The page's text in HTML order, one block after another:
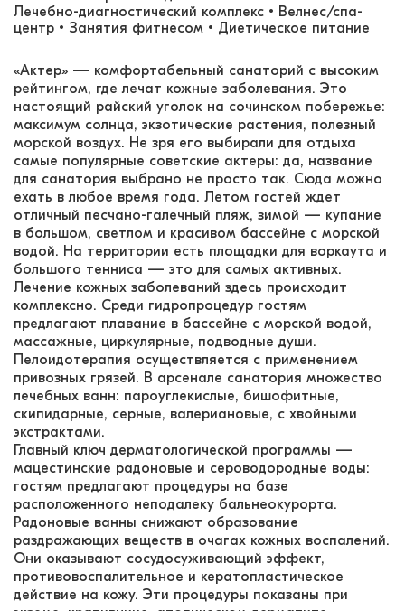
Лечебно-диагностический комплекс • Велнес/спа-
центр • Занятия фитнесом • Диетическое питание
«Актер» — комфортабельный санаторий с высоким
рейтингом, где лечат кожные заболевания. Это
настоящий райский уголок на сочинском побережье:
максимум солнца, экзотические растения, полезный
морской воздух. Не зря его выбирали для отдыха
самые популярные советские актеры: да, название
для санатория выбрано не просто так. Сюда можно
ехать в любое время года. Летом гостей ждет
отличный песчано-галечный пляж, зимой — купание
в большом, светлом и красивом бассейне с морской
водой. На территории есть площадки для воркаута и
большого тенниса — это для самых активных.
Лечение кожных заболеваний здесь происходит
комплексно. Среди гидропроцедур гостям
предлагают плавание в бассейне с морской водой,
массажные, циркулярные, подводные души.
Пелоидотерапия осуществляется с применением
привозных грязей. В арсенале санатория множество
лечебных ванн: пароуглекислые, бишофитные,
скипидарные, серные, валериановые, с хвойными
экстрактами.
Главный ключ дерматологической программы —
мацестинские радоновые и сероводородные воды:
гостям предлагают процедуры на базе
расположенного неподалеку бальнеокурорта.
Радоновые ванны снижают образование
раздражающих веществ в очагах кожных воспалений.
Они оказывают сосудосуживающий эффект,
противовоспалительное и кератопластическое
действие на кожу. Эти процедуры показаны при